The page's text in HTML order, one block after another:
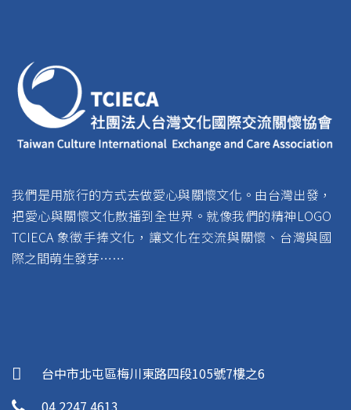
我們是用旅行的方式去做愛心與關懷文化。由台灣出發，
把愛心與關懷文化散播到全世界。就像我們的精神LOGO
TCIECA 象徵手捧文化，讓文化在交流與關懷、台灣與國
際之間萌生發芽……
台中市北屯區梅川東路四段105號7樓之6
04 2247 4613